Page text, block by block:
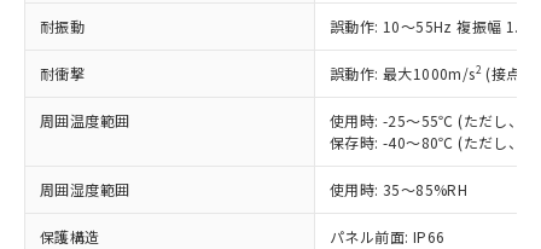
耐振動 誤動作: 10～55Hz 複振幅
耐衝撃 誤動作: 最大1000m/s2 (接点
周囲温度範囲
使用時: -25～55℃ (ただし、氷
保存時: -40～80℃ (ただし、氷
周囲湿度範囲 使用時: 35～85%RH
保護構造 パネル前面: IP66
記載している更新日時点での社内デー
タに基づき作成されるものであり、閲
覧された時点での実際の在庫および標
準価格とは異なる場合があることをご
正式な納期状況および標準価格はお客
様のお取引先、またはお客様担当のオ
ムロン制御機器販売店・当社販売員に
オムロン制御機器販売店や当社販売拠
鉛(Pb) 1000ppm以下、 水銀(Hg) 1000ppm以下、 カド
六価クロム(Cr(Ⅵ)) 1000ppm以下、ポリ臭化ビフェニル
類(PBB) 1000ppm以下、ポリ臭化ジフェニルエーテル類
(PBDE) 1000ppm以下、フタル酸ビス(2-エチルヘキシ
ル) (DEHP)(別名：DOP) 1000ppm以下、フタル酸ブチ
ルベンジル（BBP） 1000ppm以下、フタル酸ジブチル
（DBP） 1000ppm以下、フタル酸ジイソブチル
(DIBP) 1000ppm以下
但し、RoHS指令で産業用監視および制御機器に対する
適用除外項目は除く。
*中国RoHS10物質の基準値 (GB/T26572)：
Pb(鉛) :1000ppm、 Hg(水銀) : 1000ppm、 Cd(カドミウ
Cr(Ⅵ)(六価クロム) : 1000ppm、 PBBs(ポリ臭化ビフェ
ニル類) : 1000ppm、 PBDEs(ポリ臭化ジフェニルエーテ
ル) : 1000ppm、
DEHP(フタル酸ビス(2-エチルヘキシル)) : 1000ppm
（以下｢規制貨物等」という）を輸出
または国外への提供する場合は、日本
国政府の輸出許可(または役務取引許
可)を取得するなどの必要な手続きを
当社は規制貨物を破棄する場合は、完
全に破砕するなど、違法に輸出されな
いよう必要な手段を講じます。
当社は貴社製品を、核兵器、ミサイ
ル、化学兵器、生物兵器またはその他
○ 一定数以上の在庫あり
△ 一定数には満たないが在庫あり
在庫なし(最新の在庫状況につ